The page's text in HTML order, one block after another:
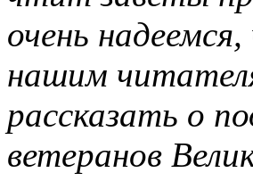
очень
нашим
рассказать о
ветеранов